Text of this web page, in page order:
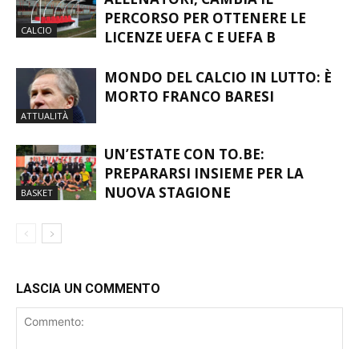
ALLENATORI, CAMBIA IL
PERCORSO PER OTTENERE LE
ATTUALITÀ
MONDO DEL CALCIO IN LUTTO: È
BASKET
UN’ESTATE CON TO.BE:
PREPARARSI INSIEME PER LA
LASCIA UN COMMENTO